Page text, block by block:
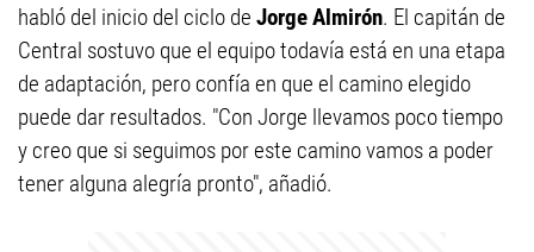
habló del inicio del ciclo de Jorge Almirón. El capitán de
Central sostuvo que el equipo todavía está en una etapa
de adaptación, pero confía en que el camino elegido
puede dar resultados. "Con Jorge llevamos poco tiempo
y creo que si seguimos por este camino vamos a poder
tener alguna alegría pronto", añadió.